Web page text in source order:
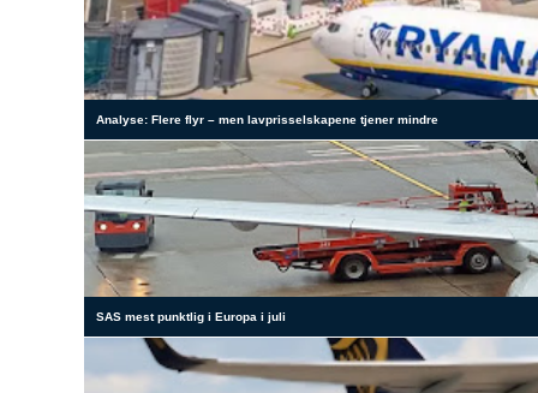
Analyse: Flere flyr – men lavprisselskapene tjener mindre
SAS mest punktlig i Europa i juli